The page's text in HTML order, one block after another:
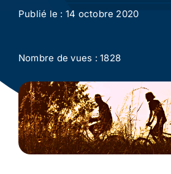
Conseils
Actualité
Ecologie
Publié le : 14 octobre 2020
Nombre de vues : 1828